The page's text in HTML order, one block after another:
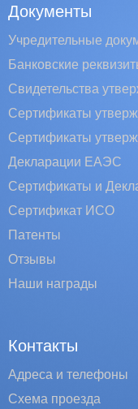
Документы
Учредительные
Банковские
Свидетельства
Сертификаты
Сертификаты
Декларации ЕАЭС
Сертификаты и
Сертификат ИСО
Патенты
Отзывы
Наши награды
Контакты
Адреса и телефоны
Схема проезда